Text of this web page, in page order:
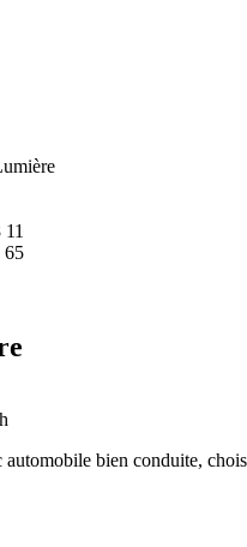
65
automobile bien conduite,